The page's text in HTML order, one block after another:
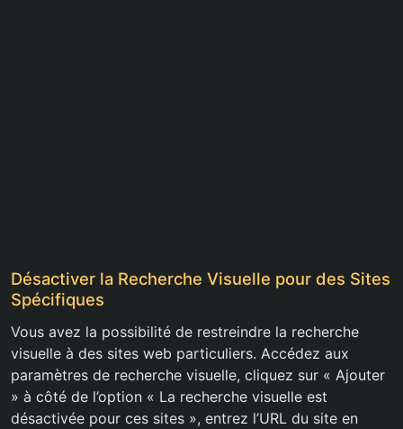
Désactiver la Recherche Visuelle pour des Sites
Spécifiques
Vous avez la possibilité de restreindre la recherche
visuelle à des sites web particuliers. Accédez aux
paramètres de recherche visuelle, cliquez sur « Ajouter
» à côté de l’option « La recherche visuelle est
désactivée pour ces sites », entrez l’URL du site en